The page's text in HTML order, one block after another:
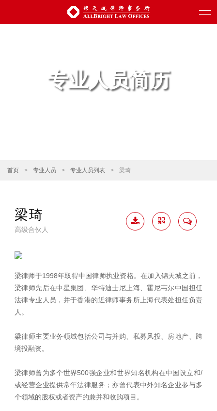
专业人员简历
首页 > 专业人员 > 专业人员列表 > 梁琦
梁琦
高级合伙人
梁律师于1998年取得中国律师执业资格。在加入锦天城之前，
梁律师先后在中星集团、华特迪士尼上海、霍尼韦尔中国担任
法律专业人员，并于香港的近律师事务所上海代表处担任负责
人。
梁律师主要业务领域包括公司与并购、私募风投、房地产、跨
境投融资。
梁律师曾为多个世界500强企业和世界知名机构在中国设立和/
或经营企业提供常年法律服务；亦曾代表中外知名企业参与多
个领域的股权或者资产的兼并和收购项目。